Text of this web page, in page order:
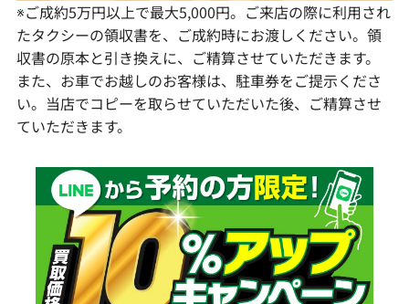
※ご成約5万円以上で最大5,000円。ご来店の際に利用され
たタクシーの領収書を、ご成約時にお渡しください。領
収書の原本と引き換えに、ご精算させていただきます。
また、お車でお越しのお客様は、駐車券をご提示くださ
い。当店でコピーを取らせていただいた後、ご精算させ
ていただきます。